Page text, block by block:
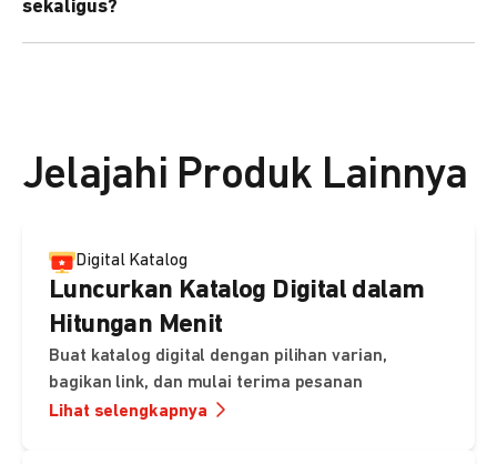
kebutuhan Anda.
sekaligus?
Jelajahi Produk Lainnya
Digital Katalog
Luncurkan Katalog Digital dalam
Hitungan Menit
Buat katalog digital dengan pilihan varian,
bagikan link, dan mulai terima pesanan
Lihat selengkapnya